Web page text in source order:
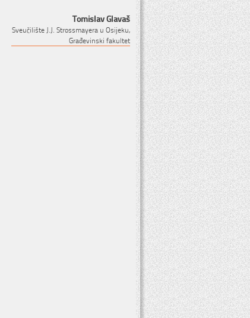
Tomislav Glavaš
Sveučilište J.J. Strossmayera u Osijeku,
Građevinski fakultet